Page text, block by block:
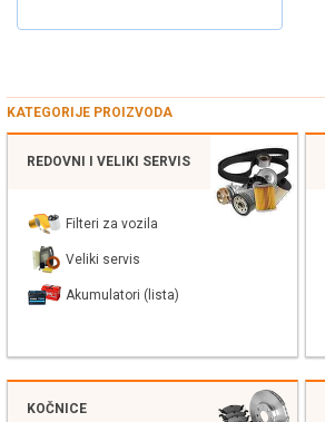
KATEGORIJE PROIZVODA
REDOVNI I VELIKI SERVIS
Filteri za vozila
Veliki servis
Akumulatori (lista)
KOČNICE